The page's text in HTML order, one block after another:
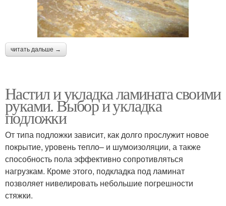
читать дальше →
Настил и укладка ламината своими
руками. Выбор и укладка
подложки
От типа подложки зависит, как долго прослужит новое
покрытие, уровень тепло– и шумоизоляции, а также
способность пола эффективно сопротивляться
нагрузкам. Кроме этого, подкладка под ламинат
позволяет нивелировать небольшие погрешности
стяжки.